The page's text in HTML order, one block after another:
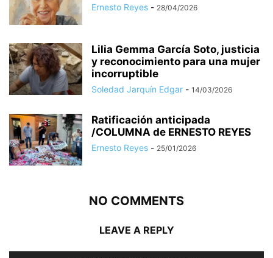
Ernesto Reyes - 28/04/2026
Lilia Gemma García Soto, justicia
y reconocimiento para una mujer
incorruptible
Soledad Jarquín Edgar - 14/03/2026
Ratificación anticipada
/COLUMNA de ERNESTO REYES
Ernesto Reyes - 25/01/2026
NO COMMENTS
LEAVE A REPLY